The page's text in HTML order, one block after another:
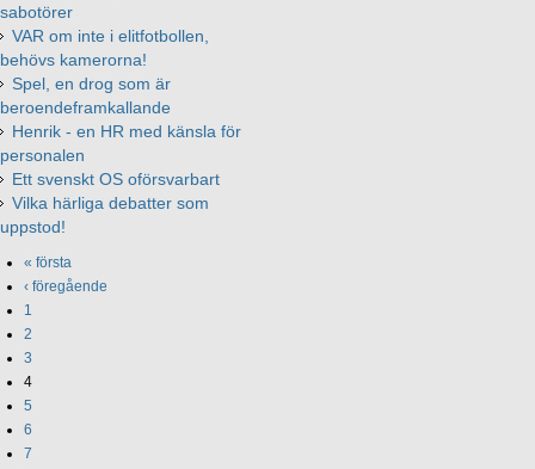
sabotörer
VAR om inte i elitfotbollen,
behövs kamerorna!
Spel, en drog som är
beroendeframkallande
Henrik - en HR med känsla för
personalen
Ett svenskt OS oförsvarbart
Vilka härliga debatter som
uppstod!
« första
‹ föregående
1
2
3
4
5
6
7